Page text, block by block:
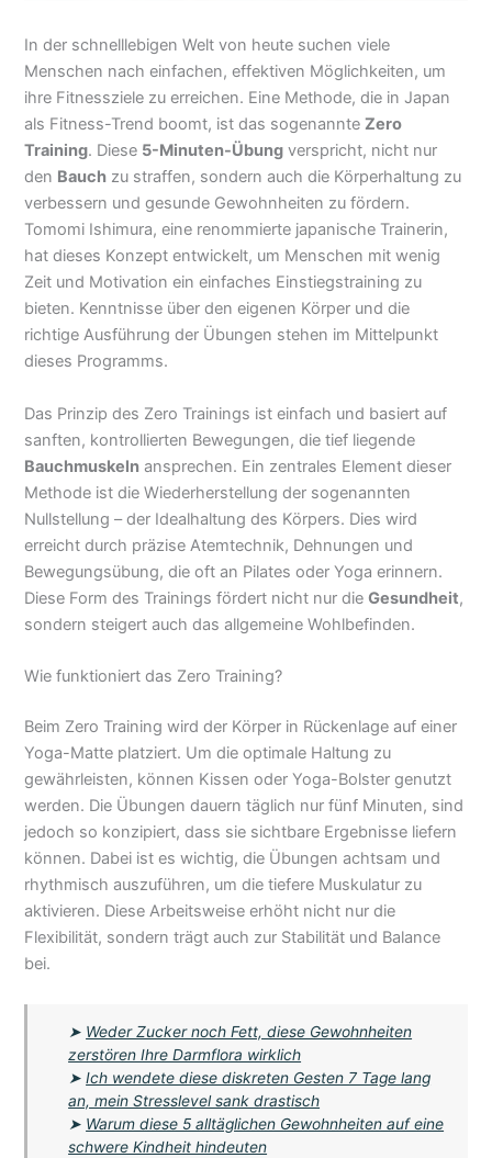
In der schnelllebigen Welt von heute suchen viele
Menschen nach einfachen, effektiven Möglichkeiten, um
ihre Fitnessziele zu erreichen. Eine Methode, die in Japan
als Fitness-Trend boomt, ist das sogenannteZero
Training. Diese 5-Minuten-Übung verspricht, nicht nur
den Bauch zu straffen, sondern auch die Körperhaltung zu
verbessern und gesunde Gewohnheiten zu fördern.
Tomomi Ishimura, eine renommierte japanische Trainerin,
hat dieses Konzept entwickelt, um Menschen mit wenig
Zeit und Motivation ein einfaches Einstiegstraining zu
bieten. Kenntnisse über den eigenen Körper und die
richtige Ausführung der Übungen stehen im Mittelpunkt
dieses Programms.
Das Prinzip des Zero Trainings ist einfach und basiert auf
sanften, kontrollierten Bewegungen, die tief liegende
Bauchmuskeln ansprechen. Ein zentrales Element dieser
Methode ist die Wiederherstellung der sogenannten
Nullstellung – der Idealhaltung des Körpers. Dies wird
erreicht durch präzise Atemtechnik, Dehnungen und
Bewegungsübung, die oft an Pilates oder Yoga erinnern.
Diese Form des Trainings fördert nicht nur dieGesundheit,
sondern steigert auch das allgemeine Wohlbefinden.
Wie funktioniert das Zero Training?
Beim Zero Training wird der Körper in Rückenlage auf einer
Yoga-Matte platziert. Um die optimale Haltung zu
gewährleisten, können Kissen oder Yoga-Bolster genutzt
werden. Die Übungen dauern täglich nur fünf Minuten, sind
jedoch so konzipiert, dass sie sichtbare Ergebnisse liefern
können. Dabei ist es wichtig, die Übungen achtsam und
rhythmisch auszuführen, um die tiefere Muskulatur zu
aktivieren. Diese Arbeitsweise erhöht nicht nur die
Flexibilität, sondern trägt auch zur Stabilität und Balance
bei.
➤ Weder Zucker noch Fett, diese Gewohnheiten
zerstören Ihre Darmflora wirklich
➤Ich wendete diese diskreten Gesten 7 Tage lang
an, mein Stresslevel sank drastisch
➤ Warum diese 5 alltäglichen Gewohnheiten auf eine
schwere Kindheit hindeuten